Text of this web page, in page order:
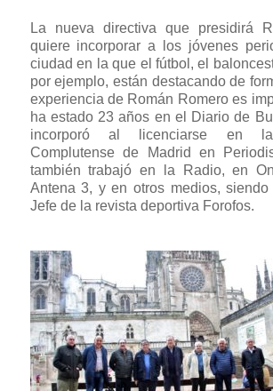
La nueva directiva que presidirá
quiere incorporar a los jóvenes
ciudad en la que el fútbol, el
por ejemplo, están destacando de
experiencia de Román Romero es
ha estado 23 años en el Diario de
incorporó al licenciarse en la
Complutense de Madrid en
también trabajó en la Radio, en
Antena 3, y en otros medios, siendo
Jefe de la revista deportiva Forofos.